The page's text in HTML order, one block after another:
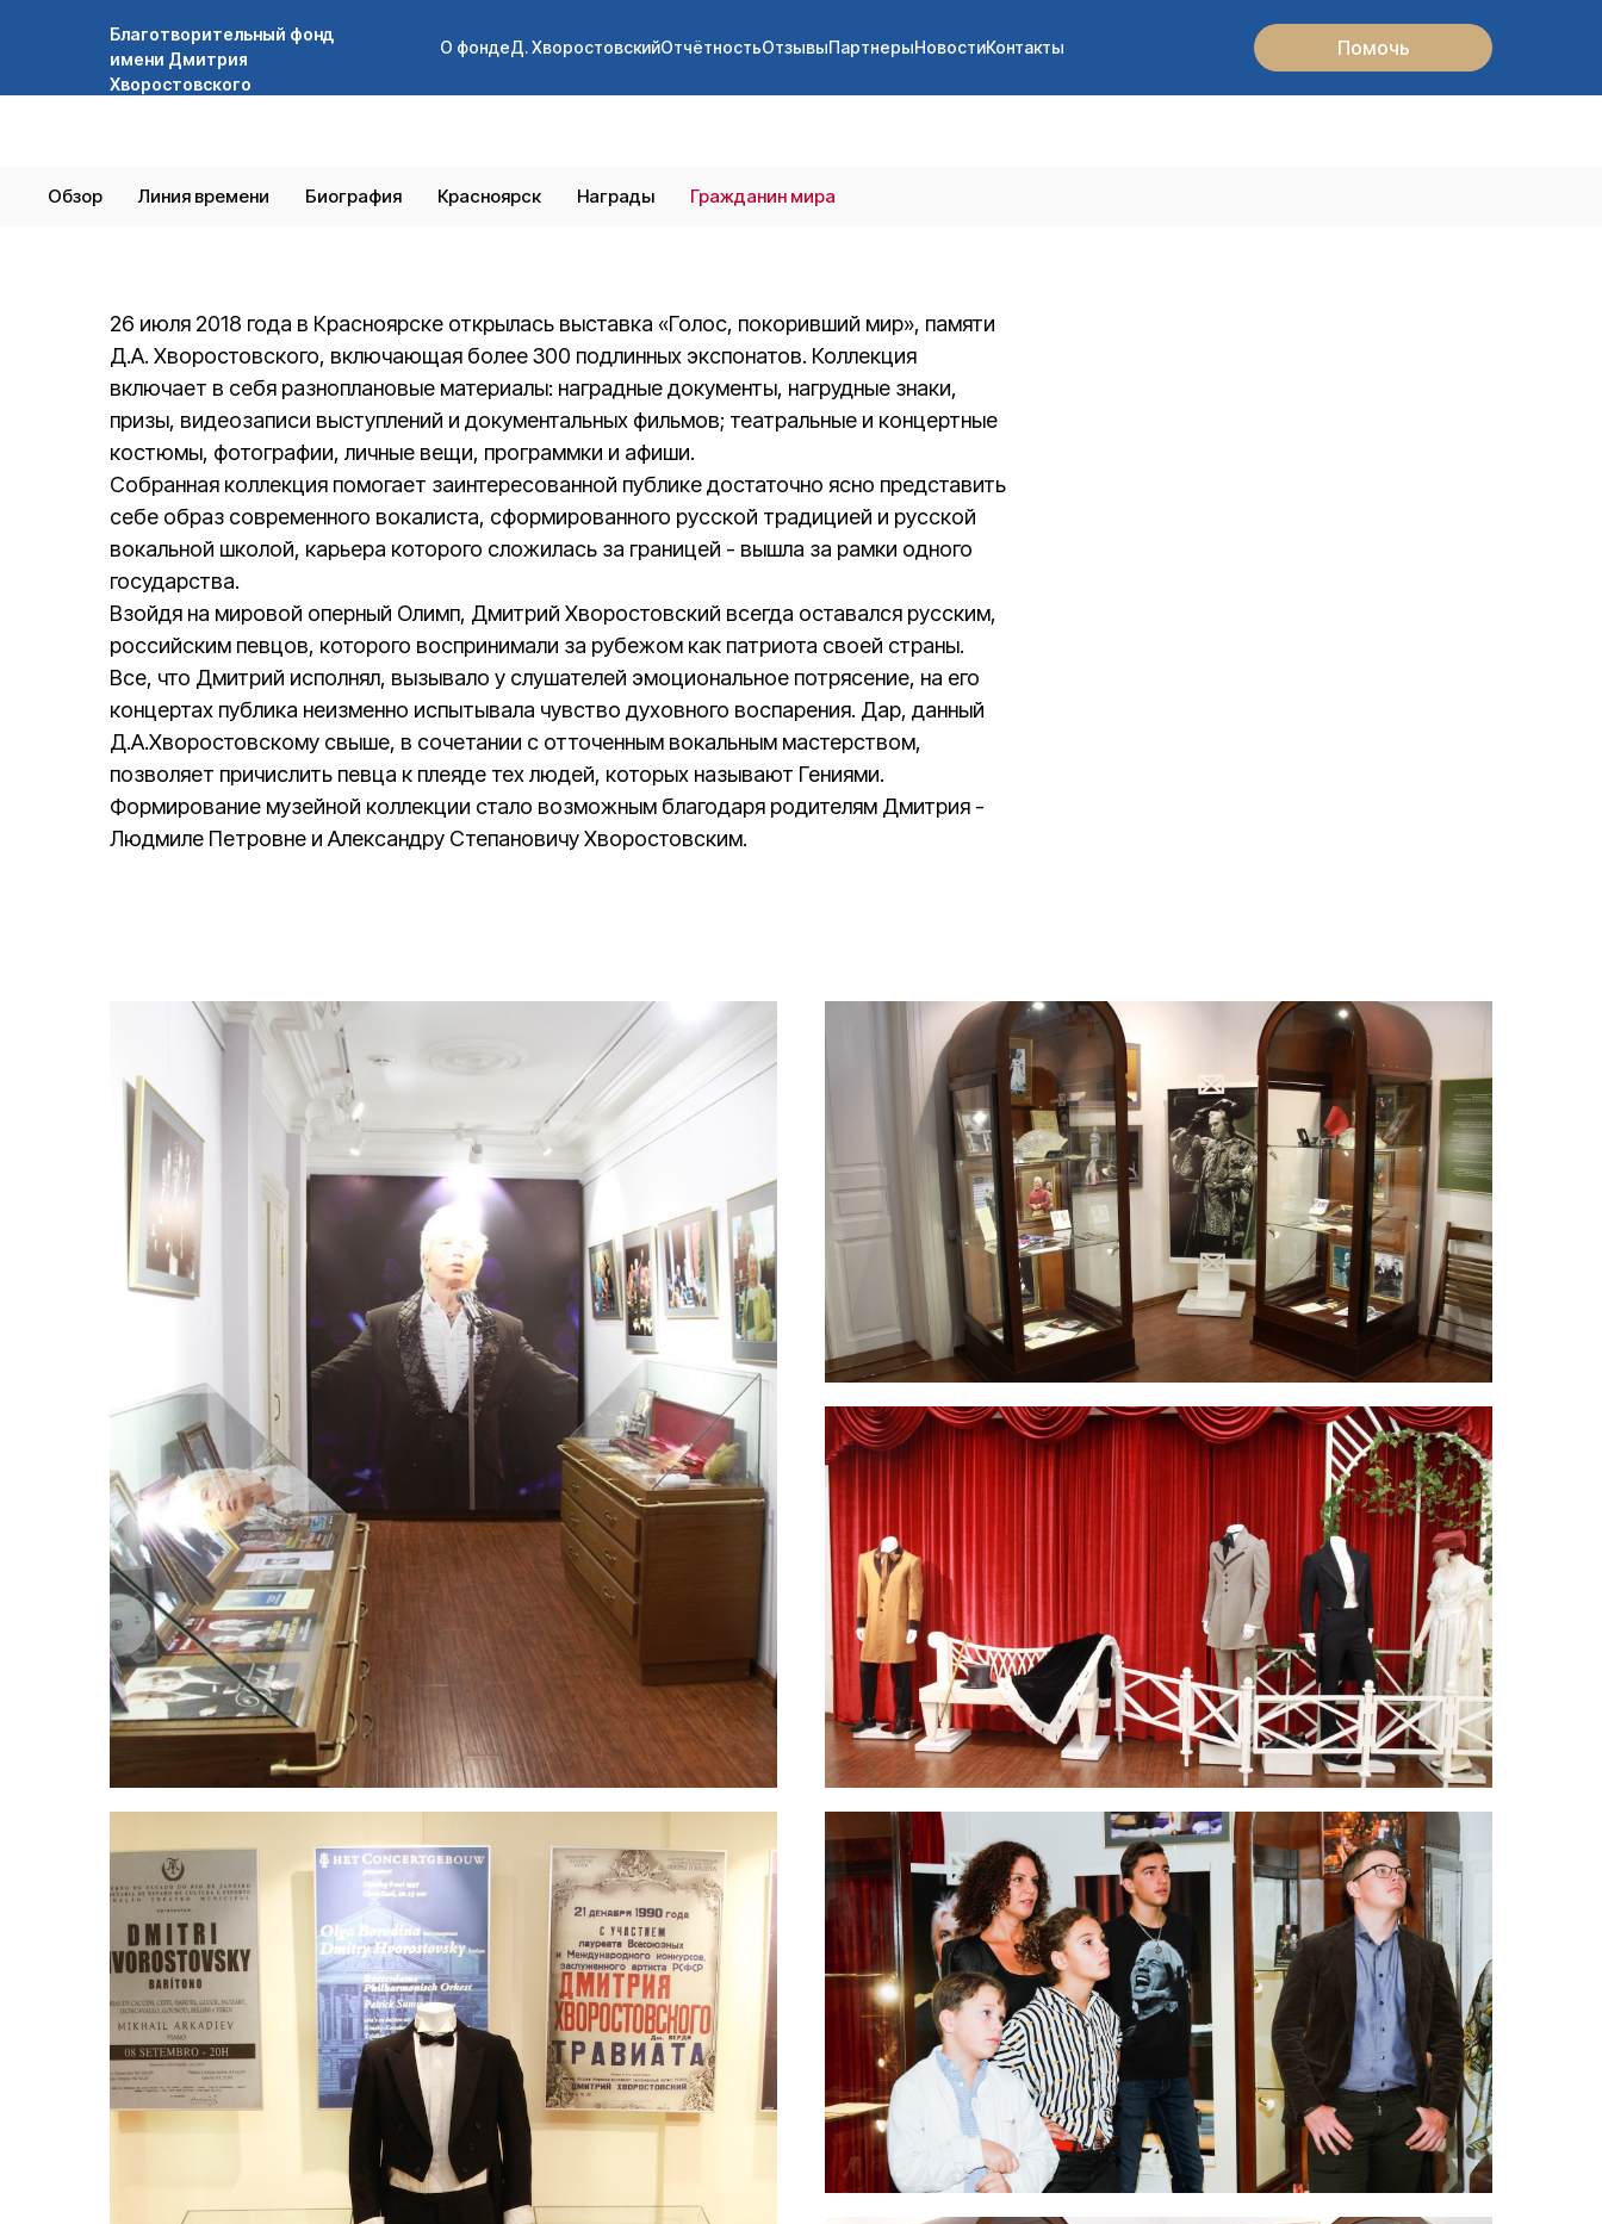
Благотворительный фонд
имени Дмитрия
Хворостовского
О фондеД. ХворостовскийОтчётностьОтзывыПартнерыНовостиКонтакты Помочь
Благотворительный фонд
имени Дмитрия
Хворостовского
О фондеД. ХворостовскийОтчётностьОтзывыПартнерыНовостиКонтакты Помочь
Обзор Линия времени Биография Красноярск Награды Гражданин мира
26 июля 2018 года в Красноярске открылась выставка «Голос, покоривший мир», памяти
Д.А. Хворостовского, включающая более 300 подлинных экспонатов. Коллекция
включает в себя разноплановые материалы: наградные документы, нагрудные знаки,
призы, видеозаписи выступлений и документальных фильмов; театральные и концертные
костюмы, фотографии, личные вещи, программки и афиши.
Собранная коллекция помогает заинтересованной публике достаточно ясно представить
себе образ современного вокалиста, сформированного русской традицией и русской
вокальной школой, карьера которого сложилась за границей - вышла за рамки одного
государства.
Взойдя на мировой оперный Олимп, Дмитрий Хворостовский всегда оставался русским,
российским певцов, которого воспринимали за рубежом как патриота своей страны.
Все, что Дмитрий исполнял, вызывало у слушателей эмоциональное потрясение, на его
концертах публика неизменно испытывала чувство духовного воспарения. Дар, данный
Д.А.Хворостовскому свыше, в сочетании с отточенным вокальным мастерством,
позволяет причислить певца к плеяде тех людей, которых называют Гениями.
Формирование музейной коллекции стало возможным благодаря родителям Дмитрия -
Людмиле Петровне и Александру Степановичу Хворостовским.